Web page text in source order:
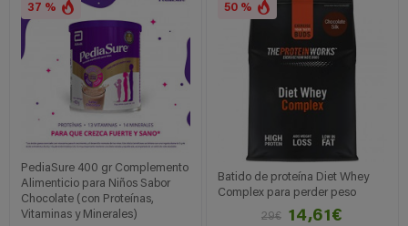
37 %
PediaSure 400 gr Complemento
Alimenticio para Niños Sabor
Chocolate (con Proteínas,
Vitaminas y Minerales)
50 %
Batido de proteína Diet Whey
Complex para perder peso
29€
14,61€